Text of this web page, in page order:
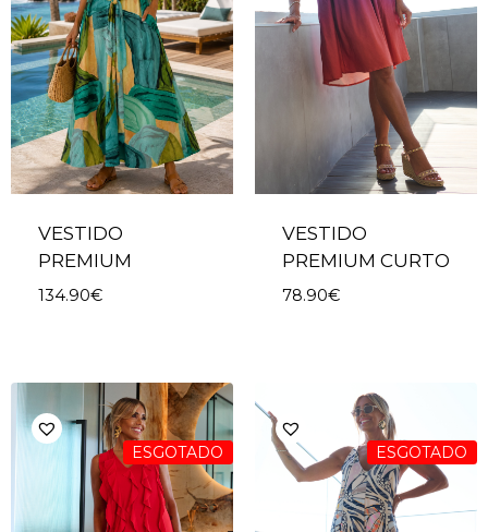
VESTIDO
PREMIUM
134.90€
VESTIDO
PREMIUM CURTO
78.90€
ESGOTADO ESGOTADO